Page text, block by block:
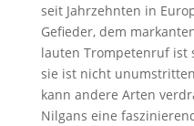
seit Jahrzehnten in
Gefieder, dem
lauten Trompetenruf ist
sie ist nicht
kann andere Arten
Nilgans eine